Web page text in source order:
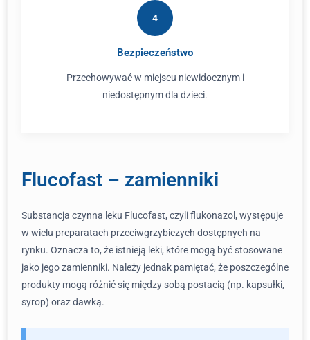
4
Bezpieczeństwo
Przechowywać w miejscu niewidocznym i
niedostępnym dla dzieci.
Flucofast – zamienniki
Substancja czynna leku Flucofast, czyli flukonazol, występuje
w wielu preparatach przeciwgrzybiczych dostępnych na
rynku. Oznacza to, że istnieją leki, które mogą być stosowane
jako jego zamienniki. Należy jednak pamiętać, że poszczególne
produkty mogą różnić się między sobą postacią (np. kapsułki,
syrop) oraz dawką.